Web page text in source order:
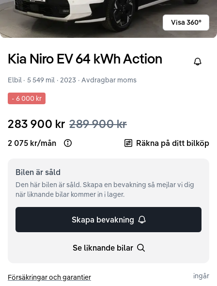
Visa 360°
Kia Niro EV 64 kWh Action Right
Elbil · 5 549 mil · 2023 · Avdragbar moms
- 6 000 kr
283 900 kr 289 900 kr
2 075 kr/mån Open loan example Räkna på ditt bilköp
Bilen är såld
Den här bilen är såld. Skapa en bevakning så mejlar vi dig
när liknande bilar kommer in i lager.
Skapa bevakning
Se liknande bilar
Försäkringar och garantier
ingår